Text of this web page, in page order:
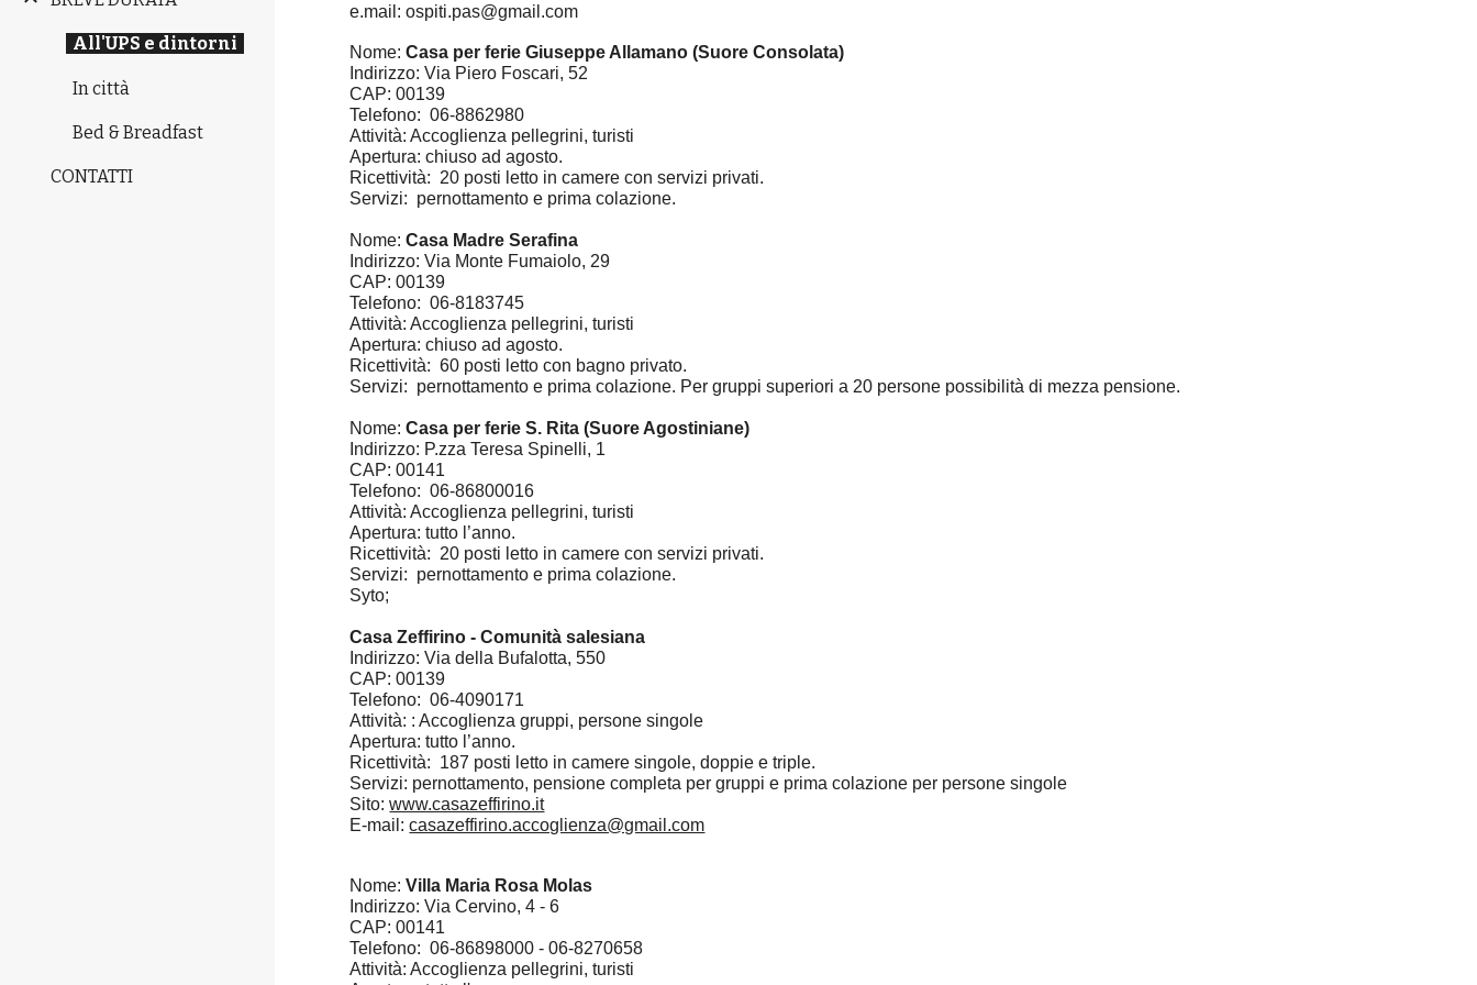
All'UPS e dintorni
In città
Bed & Breadfast
CONTATTI
e.mail: ospiti.pas@gmail.com
Nome: Casa per ferie Giuseppe Allamano (Suore Consolata)
Indirizzo: Via Piero Foscari, 52
CAP: 00139
Telefono: 06-8862980
Attività: Accoglienza pellegrini, turisti
Apertura: chiuso ad agosto.
Ricettività: 20 posti letto in camere con servizi privati.
Servizi: pernottamento e prima colazione.
Nome: Casa Madre Serafina
Indirizzo: Via Monte Fumaiolo, 29
CAP: 00139
Telefono: 06-8183745
Attività: Accoglienza pellegrini, turisti
Apertura: chiuso ad agosto.
Ricettività: 60 posti letto con bagno privato.
Servizi: pernottamento e prima colazione. Per gruppi superiori a 20 persone possibilità di mezza pensione.
Nome:Casa per ferie S. Rita (Suore Agostiniane)
Indirizzo: P.zza Teresa Spinelli, 1
CAP: 00141
Telefono: 06-86800016
Attività: Accoglienza pellegrini, turisti
Apertura: tutto l’anno.
Ricettività: 20 posti letto in camere con servizi privati.
Servizi: pernottamento e prima colazione.
Syto;
Casa Zeffirino - Comunità salesiana
Indirizzo: Via della Bufalotta, 550
CAP: 00139
Telefono: 06-4090171
Attività: : Accoglienza gruppi, persone singole
Apertura: tutto l’anno.
Ricettività: 187 posti letto in camere singole, doppie e triple.
Servizi: pernottamento, pensione completa per gruppi e prima colazione per persone singole
Sito:www.casazeffirino.it
E-mail:casazeffirino.accoglienza@gmail.com
Nome: Villa Maria Rosa Molas
Indirizzo: Via Cervino, 4 - 6
CAP: 00141
Telefono: 06-86898000 - 06-8270658
Attività: Accoglienza pellegrini, turisti